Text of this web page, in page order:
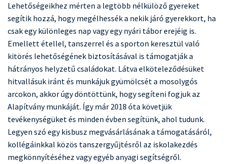
Lehetőségeikhez mérten a legtöbb nélkülöző gyereket
segítik hozzá, hogy megélhessék a nekik járó gyerekkort, ha
csak egy különleges nap vagy egy nyári tábor erejéig is.
Emellett étellel, tanszerrel és a sporton keresztül való
kitörés lehetőségének biztosításával is támogatják a
hátrányos helyzetű családokat. Látva elköteleződésüket
hitvallásuk iránt és munkájuk gyümölcsét a mosolygós
arcokon, akkor úgy döntöttünk, hogy segíteni fogjuk az
Alapítvány munkáját. Így már 2018 óta követjük
tevékenységüket és minden évben segítünk, ahol tudunk.
Legyen szó egy kisbusz megvásárlásának a támogatásáról,
kollégáinkkal közös tanszergyűjtésről az iskolakezdés
megkönnyítéséhez vagy egyéb anyagi segítségről.